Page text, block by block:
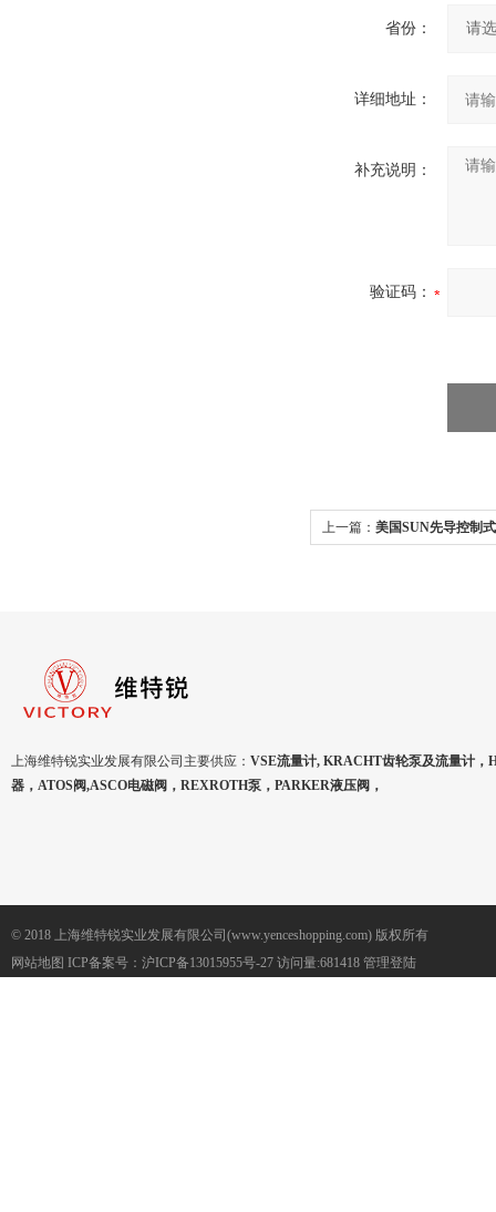
省份：
详细地址：
补充说明：
验证码：
上一篇： 美国SUN先导控制
上海维特锐实业发展有限公司主要供应： VSE流量计, KRACHT齿轮泵及流量计，
器，ATOS阀,ASCO电磁阀，REXROTH泵，PARKER液压阀，
© 2018 上海维特锐实业发展有限公司(www.yenceshopping.com) 版权所有
网站地图 ICP备案号： 沪ICP备13015955号-27 访问量:681418 管理登陆